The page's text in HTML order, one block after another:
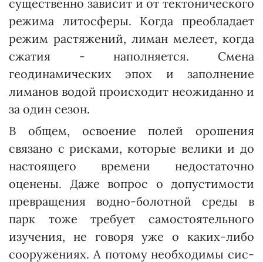
существенно зависит и от тектонического
режима литосферы. Когда преобладает
режим растяжений, лиман мелеет, когда
сжатия - наполняется. Смена
геодинамических эпох и заполнение
лиманов водой происходит неожиданно и
за один сезон.
В общем, освоение полей орошения
связано с рисками, которые велики и до
настоящего времени недостаточно
оценены. Даже вопрос о допустимости
превращения водно-болотной среды в
парк тоже требует самостоятельного
изучения, не говоря уже о каких-либо
сооружениях. А потому необходимы сис­